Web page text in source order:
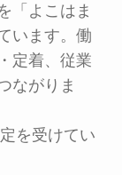
「よこはま
います。働
定着、従業
ながりま
を受けてい